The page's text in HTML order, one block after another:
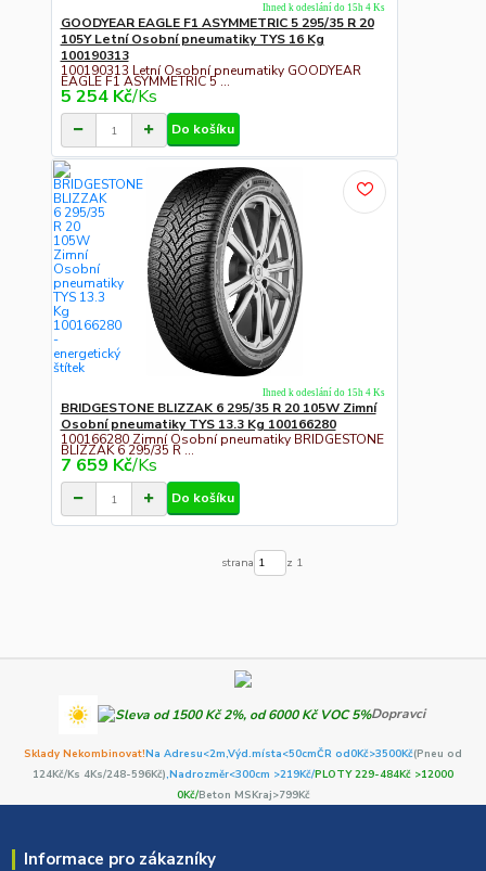
GOODYEAR EAGLE F1 ASYMMETRIC 5 295/35 R 20
105Y Letní Osobní pneumatiky TYS 16 Kg
100190313
100190313 Letní Osobní pneumatiky GOODYEAR
EAGLE F1 ASYMMETRIC 5 ...
5 254 Kč/Ks
Ihned k odeslání do 15h 4 Ks
Do košíku
BRIDGESTONE BLIZZAK 6 295/35 R 20 105W Zimní
Osobní pneumatiky TYS 13.3 Kg 100166280
100166280 Zimní Osobní pneumatiky BRIDGESTONE
BLIZZAK 6 295/35 R ...
7 659 Kč/Ks
Ihned k odeslání do 15h 4 Ks
Do košíku
strana z 1
Dopravci
Sklady Nekombinovat!Na Adresu<2m, Výd.místa<50cmČR od0Kč>3500Kč(Pneu od
124Kč/Ks 4Ks/248-596Kč) ,Nadrozměr<300cm >219Kč/PLOTY 229-484Kč >12000
0Kč/Beton MSKraj>799Kč
Informace pro zákazníky